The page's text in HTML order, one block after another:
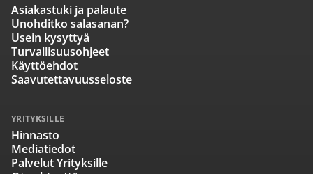
Asiakastuki ja palaute
Unohditko salasanan?
Usein kysyttyä
Turvallisuusohjeet
Käyttöehdot
Saavutettavuusseloste
YRITYKSILLE
Hinnasto
Mediatiedot
Palvelut Yrityksille